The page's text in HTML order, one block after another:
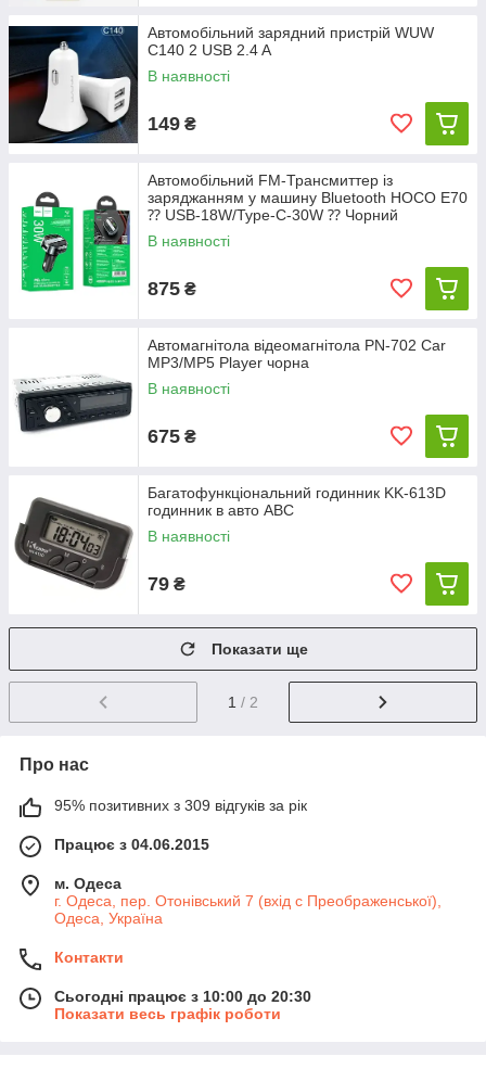
Автомобільний зарядний пристрій WUW
C140 2 USB 2.4 A
В наявності
149 ₴
Автомобільний FM-Трансмиттер із
заряджанням у машину Bluetooth HOCO E70
⁇ USB-18W/Type-C-30W ⁇ Чорний
В наявності
875 ₴
Автомагнітола відеомагнітола PN-702 Car
MP3/MP5 Player чорна
В наявності
675 ₴
Багатофункціональний годинник KK-613D
годинник в авто АВС
В наявності
79 ₴
Показати ще
1 / 2
Про нас
95% позитивних з 309 відгуків за рік
Працює з 04.06.2015
м. Одеса
г. Одеса, пер. Отонівський 7 (вхід с Преображенської),
Одеса, Україна
Контакти
Сьогодні працює з 10:00 до 20:30
Показати весь графік роботи